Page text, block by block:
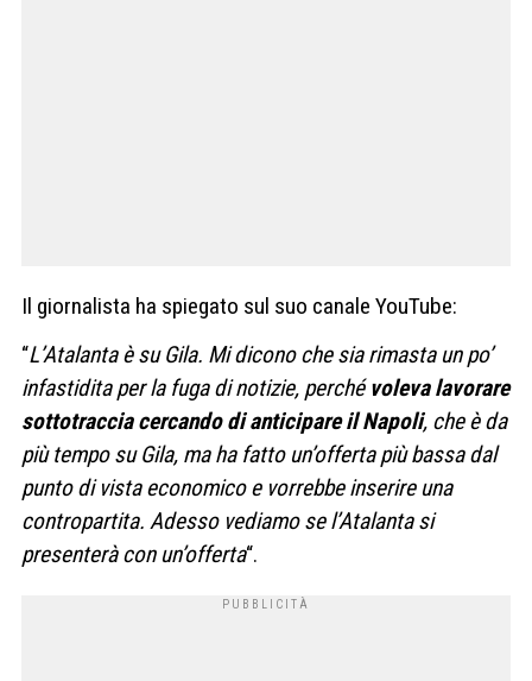
Il giornalista ha spiegato sul suo canale YouTube:
“L’Atalanta è su Gila. Mi dicono che sia rimasta un po’
infastidita per la fuga di notizie, perchévoleva lavorare
sottotraccia cercando di anticipare il Napoli, che è da
più tempo su Gila, ma ha fatto un’offerta più bassa dal
punto di vista economico e vorrebbe inserire una
contropartita. Adesso vediamo se l’Atalanta si
presenterà con un’offerta“.